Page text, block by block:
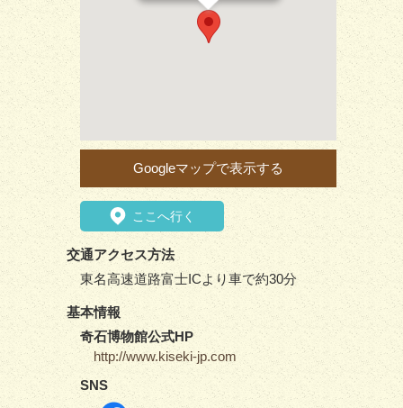
Googleマップで表示する
ここへ行く
交通アクセス方法
東名高速道路富士ICより車で約30分
基本情報
奇石博物館公式HP
http://www.kiseki-jp.com
SNS